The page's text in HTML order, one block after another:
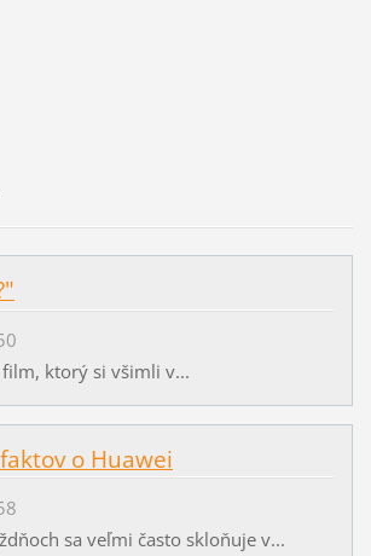
ktorý si všimli v...
o Huawei
sa veľmi často skloňuje v...